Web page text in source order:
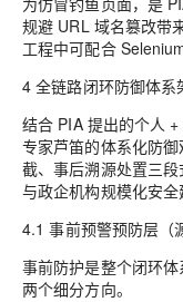
规避 URL 域名篡改带
工程中可配合
4 全链路闭环防御体系
结合 PIA 提出的个人
专家芦笛的体系化防
截、事后溯源处置三
与政企机构规模化安全
4.1 事前预警预防层（
事前防护是整个闭环
两个细分方向。